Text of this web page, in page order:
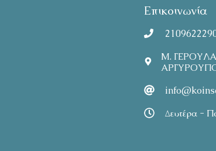
Επικοινωνία
Μ.
Δευτέρα -